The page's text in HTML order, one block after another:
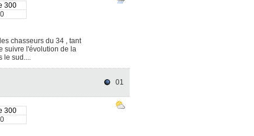
300
0
chasseurs du 34 , tant
suivre l'évolution de la
sud....
01
300
0